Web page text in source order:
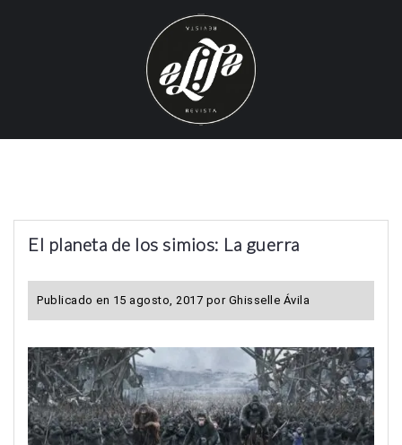
El planeta de los simios: La guerra
Publicado en 15 agosto, 2017 por Ghisselle Ávila